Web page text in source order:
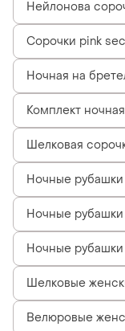
Нейлонова
Сорочки pink
Ночная на
Комплект
Шелковая
Ночные
Ночные
Ночные
Шелковые
Велюровые